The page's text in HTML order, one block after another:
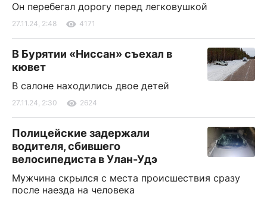
Он перебегал дорогу перед легковушкой
27.11.24, 2:48 4171
В Бурятии «Ниссан» съехал в
кювет
В салоне находились двое детей
27.11.24, 2:30 2624
Полицейские задержали
водителя, сбившего
велосипедиста в Улан-Удэ
Мужчина скрылся с места происшествия сразу
после наезда на человека